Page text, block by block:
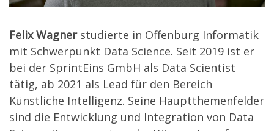
Felix Wagnerstudierte in Offenburg Informatik
mit Schwerpunkt Data Science. Seit 2019 ist er
bei der SprintEins GmbH als Data Scientist
tätig, ab 2021 als Lead für den Bereich
Künstliche Intelligenz. Seine Hauptthemenfelder
sind die Entwicklung und Integration von Data